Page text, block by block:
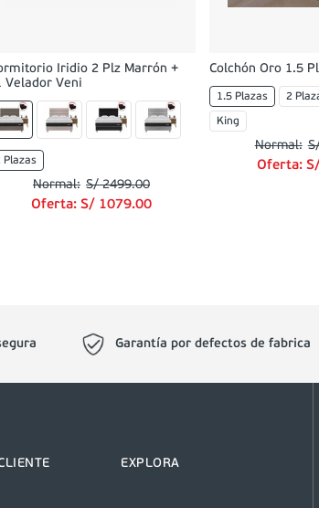
Iridio 2 Plz Marrón +
Velador Veni
Plazas
S/ 2499.00
Oferta: S/ 1079.00
Colchón Oro 1.5
1.5 Plazas 2
King
Oferta:S/
Garantía por defectos de fabrica
EXPLORA